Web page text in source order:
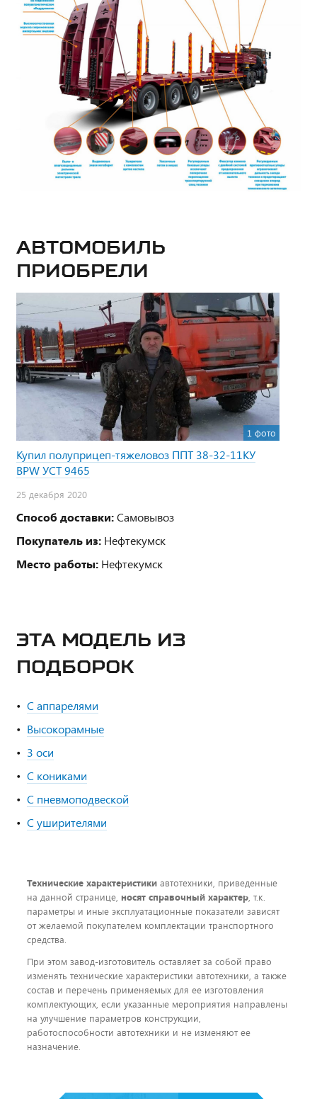
Автомобиль
приобрели
1 фото
Купил полуприцеп-тяжеловоз ППТ 38-32-11КУ
BPW УСТ 9465
25 декабря 2020
Способ доставки:Самовывоз
Покупатель из: Нефтекумск
Место работы: Нефтекумск
ЭТА МОДЕЛЬ ИЗ
ПОДБОРОК
С аппарелями
Высокорамные
3 оси
С кониками
С пневмоподвеской
С уширителями
Технические характеристики автотехники, приведенные
на данной странице, носят справочный характер , т.к.
параметры и иные эксплуатационные показатели зависят
от желаемой покупателем комплектации транспортного
средства.
При этом завод-изготовитель оставляет за собой право
изменять технические характеристики автотехники, а также
состав и перечень применяемых для ее изготовления
комплектующих, если указанные мероприятия направлены
на улучшение параметров конструкции,
работоспособности автотехники и не изменяют ее
назначение.